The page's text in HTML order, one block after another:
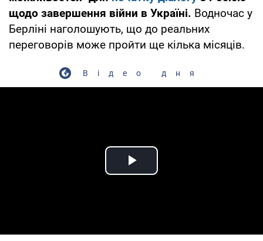
щодо завершення війни в Україні. Водночас у
Берліні наголошують, що до реальних
переговорів може пройти ще кілька місяців.
Відео дня
Play Video